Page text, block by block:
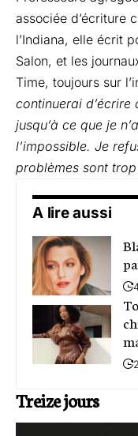
associée d’écriture
l’Indiana, elle écrit
Salon, et les
Time, toujours sur
continuerai
jusqu’à ce que je
l’impossible. Je
problèmes sont
A lire aussi
Treize jours